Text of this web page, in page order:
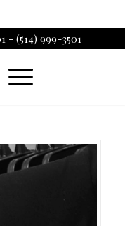
- (514) 999-3501